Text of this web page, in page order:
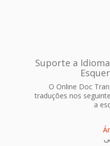
Suporte a
O Online Doc
traduções nos
a